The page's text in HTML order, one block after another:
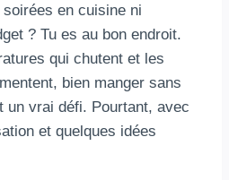
en cuisine ni
? Tu es au bon endroit.
qui chutent et les
bien manger sans
un vrai défi. Pourtant, avec
et quelques idées